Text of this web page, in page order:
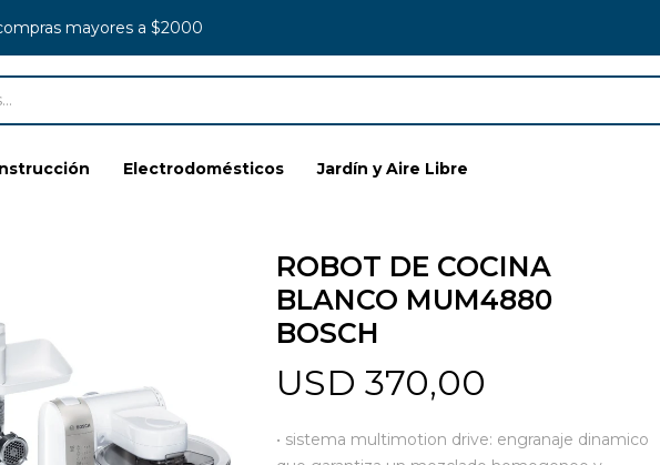
Electrodomésticos Jardín y Aire Libre
mayores a $2000
ROBOT DE COCINA
BLANCO MUM4880
BOSCH
USD 370,00
• sistema multimotion drive: engranaje dinamico